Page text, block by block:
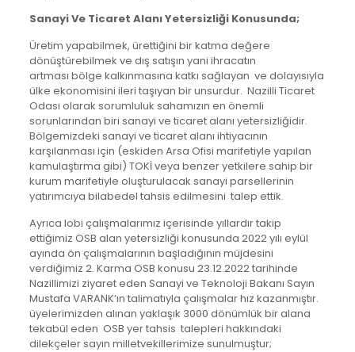
Sanayi Ve Ticaret Alanı Yetersizliği Konusunda;
Üretim yapabilmek, ürettiğini bir katma değere
dönüştürebilmek ve dış satışın yani ihracatın
artması bölge kalkınmasına katkı sağlayan ve dolayısıyla
ülke ekonomisini ileri taşıyan bir unsurdur. Nazilli Ticaret
Odası olarak sorumluluk sahamızın en önemli
sorunlarından biri sanayi ve ticaret alanı yetersizliğidir.
Bölgemizdeki sanayi ve ticaret alanı ihtiyacının
karşılanması için (eskiden Arsa Ofisi marifetiyle yapılan
kamulaştırma gibi) TOKİ veya benzer yetkilere sahip bir
kurum marifetiyle oluşturulacak sanayi parsellerinin
yatırımcıya bilabedel tahsis edilmesini talep ettik.
Ayrıca lobi çalışmalarımız içerisinde yıllardır takip
ettiğimiz OSB alan yetersizliği konusunda 2022 yılı eylül
ayında ön çalışmalarının başladığının müjdesini
verdiğimiz 2. Karma OSB konusu 23.12.2022 tarihinde
Nazillimizi ziyaret eden Sanayi ve Teknoloji Bakanı Sayın
Mustafa VARANK’ın talimatıyla çalışmalar hız kazanmıştır.
üyelerimizden alınan yaklaşık 3000 dönümlük bir alana
tekabül eden OSB yer tahsis talepleri hakkındaki
dilekçeler sayın milletvekillerimize sunulmuştur;